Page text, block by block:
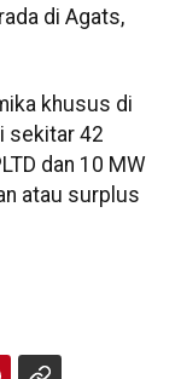
di Agats,
khusus di
sekitar 42
dan 10 MW
atau surplus